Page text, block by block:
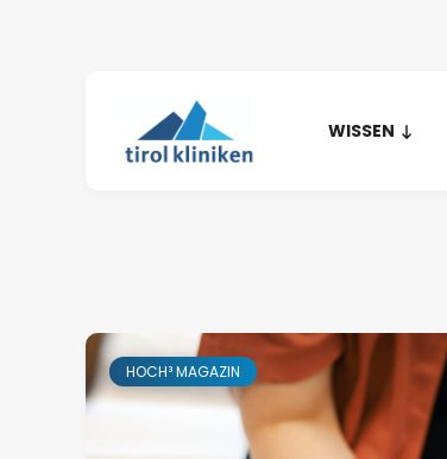
WISSEN
HOCH³ MAGAZIN